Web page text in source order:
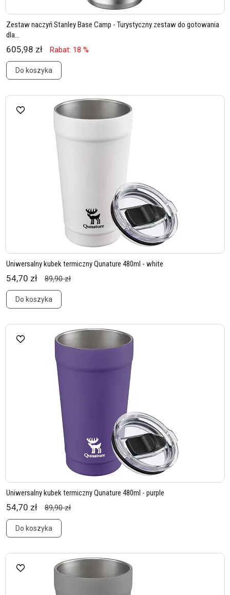
Zestaw naczyń Stanley Base Camp - Turystyczny zestaw do gotowania
dla...
605,98 zł Rabat: 18 %
Do koszyka
Uniwersalny kubek termiczny Qunature 480ml - white
54,70 zł 89,90 zł
Do koszyka
Uniwersalny kubek termiczny Qunature 480ml - purple
54,70 zł 89,90 zł
Do koszyka